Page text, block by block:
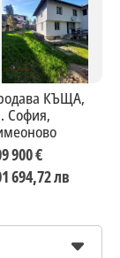
КЪЩА,
София,
900 €
694,72 лв